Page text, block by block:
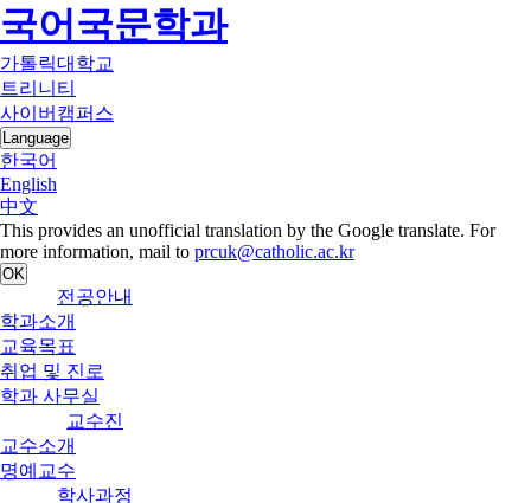
국어국문학과
가톨릭대학교
트리니티
사이버캠퍼스
Language
한국어
English
中文
This provides an unofficial translation by the Google translate. For
more information, mail to prcuk@catholic.ac.kr
OK
전공안내
학과소개
교육목표
취업 및 진로
학과 사무실
교수진
교수소개
명예교수
학사과정